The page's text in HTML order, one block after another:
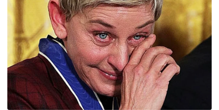
.
അഹമ്മദ് യാസിൻ, യഹിയ സിൻവാർ:
പലസ്തീനിയൻ ഭീകര സംഘടനയായ ഹമാസിന്റെ
സ്ഥാപകനാണ് അഹമ്മദ് യാസിൻ. 2004-ൽ
ഇസ്രായേൽ ആക്രമണത്തിൽ അഹമ്മദ് യാസിൻ
കൊല്ലപ്പെട്ടു. യഹിയ സിൻവാർ ഗാസയിലെ ഹമാസ്
നേതാക്കളിൽ പ്രമുഖനായിരുന്നു. 2024 ആഗസ്റ്റ് മുതൽ
ഹമാസ് തലവനായി ചുമതലയേറ്റു. കഴിഞ്ഞ വർഷം